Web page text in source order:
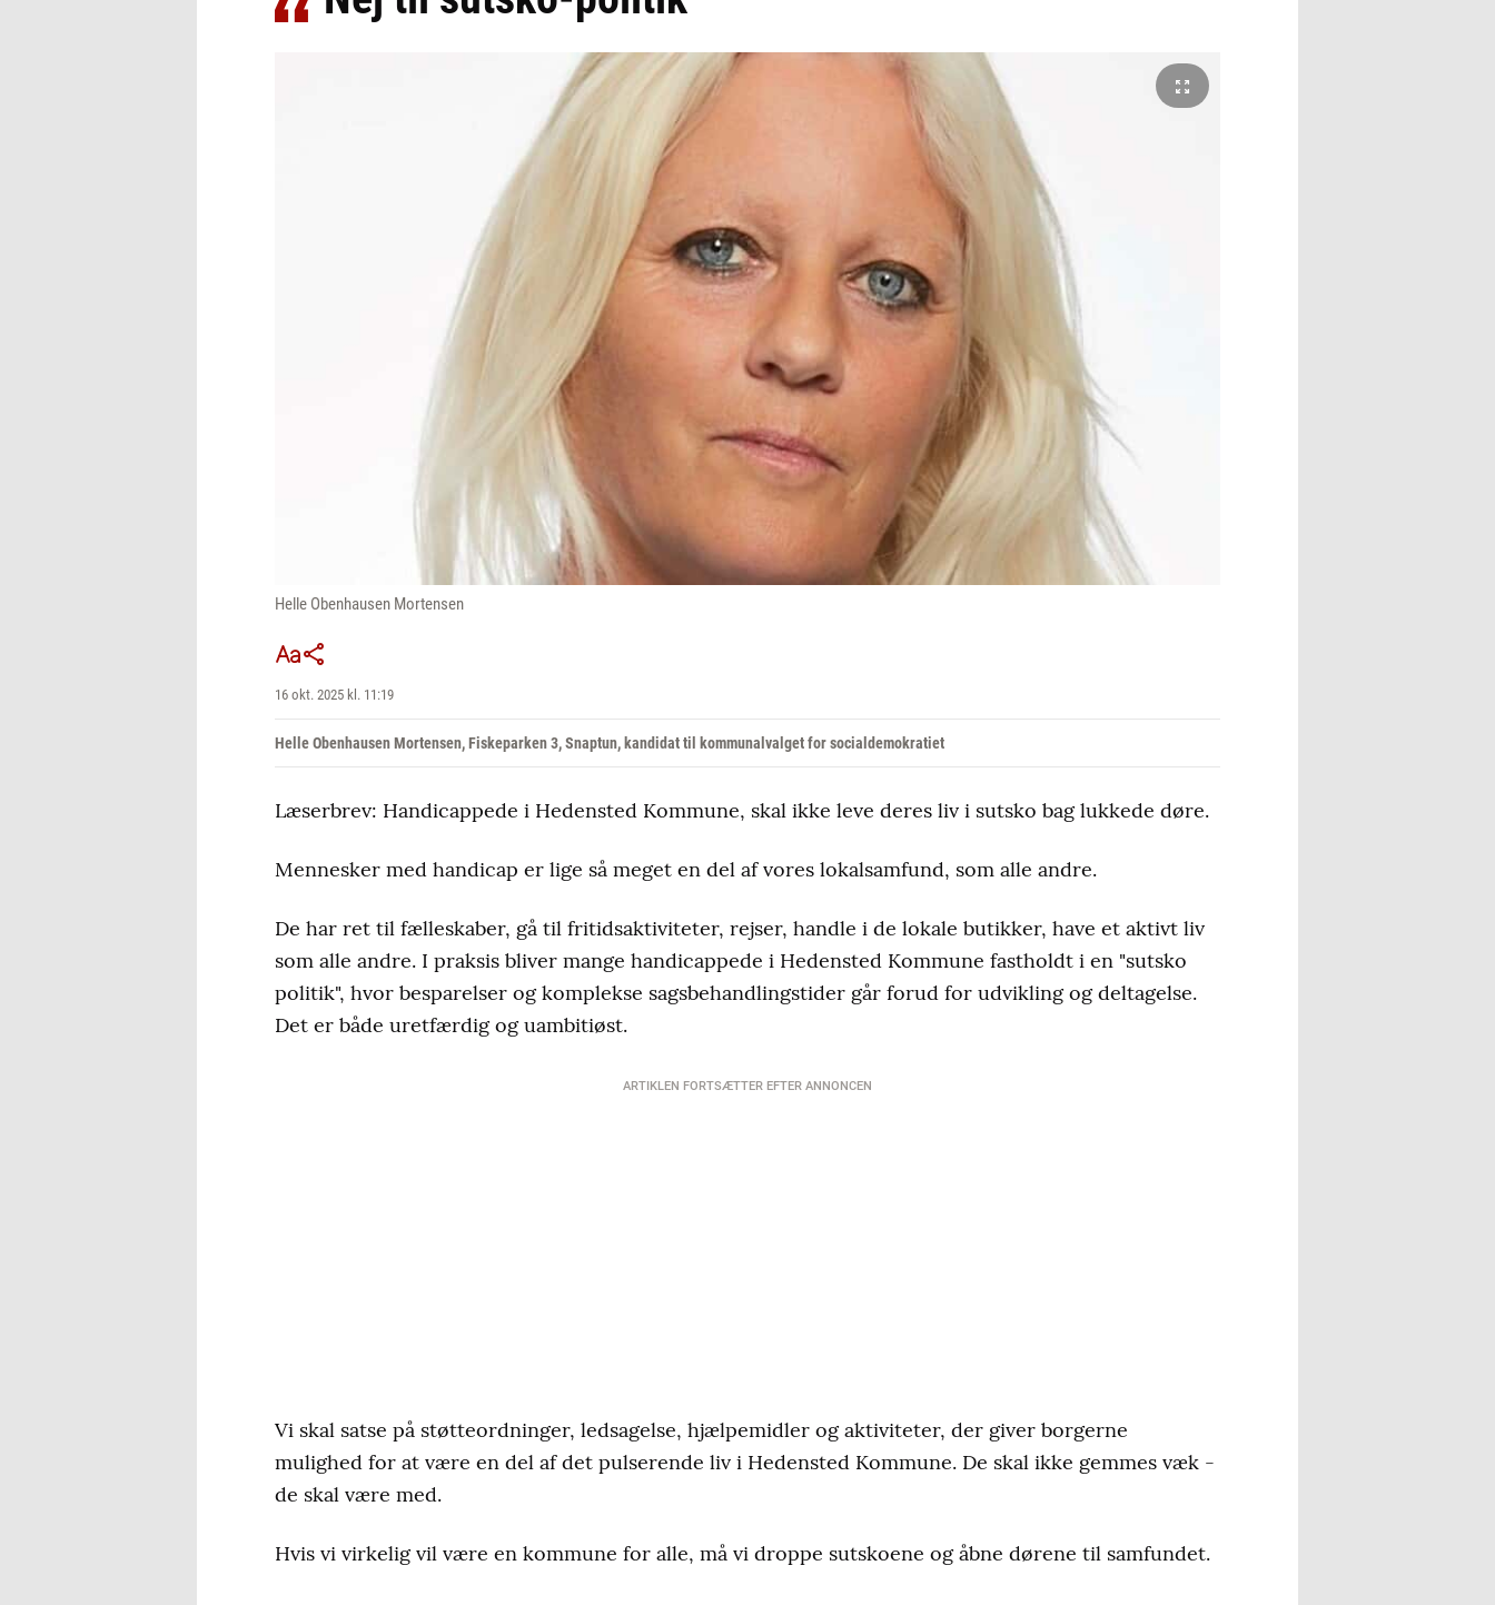
Helle Obenhausen Mortensen
16 okt. 2025 kl. 11:19
Helle Obenhausen Mortensen, Fiskeparken 3, Snaptun, kandidat til kommunalvalget for socialdemokratiet
Læserbrev: Handicappede i Hedensted Kommune, skal ikke leve deres liv i sutsko bag lukkede døre.
Mennesker med handicap er lige så meget en del af vores lokalsamfund, som alle andre.
De har ret til fælleskaber, gå til fritidsaktiviteter, rejser, handle i de lokale butikker, have et aktivt liv
som alle andre. I praksis bliver mange handicappede i Hedensted Kommune fastholdt i en "sutsko
politik", hvor besparelser og komplekse sagsbehandlingstider går forud for udvikling og deltagelse.
Det er både uretfærdig og uambitiøst.
ARTIKLEN FORTSÆTTER EFTER ANNONCEN
Vi skal satse på støtteordninger, ledsagelse, hjælpemidler og aktiviteter, der giver borgerne
mulighed for at være en del af det pulserende liv i Hedensted Kommune. De skal ikke gemmes væk -
de skal være med.
Hvis vi virkelig vil være en kommune for alle, må vi droppe sutskoene og åbne dørene til samfundet.